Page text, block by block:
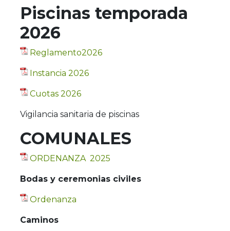
Piscinas temporada
2026
Reglamento2026
Instancia 2026
Cuotas 2026
Vigilancia sanitaria de piscinas
COMUNALES
ORDENANZA 2025
Bodas y ceremonias civiles
Ordenanza
Caminos